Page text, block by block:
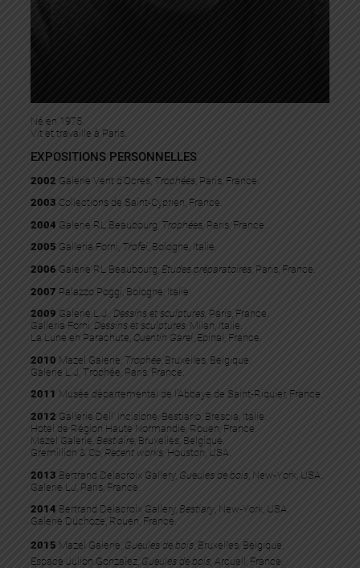
Né en 1975.
Vit et travaille à Paris.
EXPOSITIONS PERSONNELLES
2002 Galerie Vent d’Ocres, Trophées , Paris, France.
2003 Collections de Saint-Cyprien, France.
2004 Galerie RL Beaubourg, Trophées, Paris, France.
2005 Galleria Forni, Trofei, Bologne, Italie.
2006 Galerie RL Beaubourg, Etudes préparatoires, Paris, France.
2007 Palazzo Poggi, Bologne, Italie.
2009 Galerie L.J., Dessins et sculptures, Paris, France.
Galleria Forni, Dessins et sculptures, Milan, Italie.
La Lune en Parachute, Quentin Garel, Epinal, France.
2010 Mazel Galerie, Trophée , Bruxelles, Belgique.
Galerie L.J, Trophée, Paris, France.
2011 Musée départemental de l’Abbaye de Saint-Riquier, France.
2012 Gallerie Dell’ Incisione, Bestiario, Brescia, Italie.
Hotel de Région Haute Normandie, Rouen, France.
Mazel Galerie, Bestiaire , Bruxelles, Belgique.
Gremillion & Co, Recent works, Houston, USA.
2013 Bertrand Delacroix Gallery, Gueules de bois , New-York, USA.
Galerie LJ, Paris, France.
2014 Bertrand Delacroix Gallery, Bestiary, New-York, USA.
Galerie Duchoze, Rouen, France.
2015 Mazel Galerie, Gueules de bois , Bruxelles, Belgique.
Espace Julion Gonzalez, Gueules de bois, Arcueil, France.